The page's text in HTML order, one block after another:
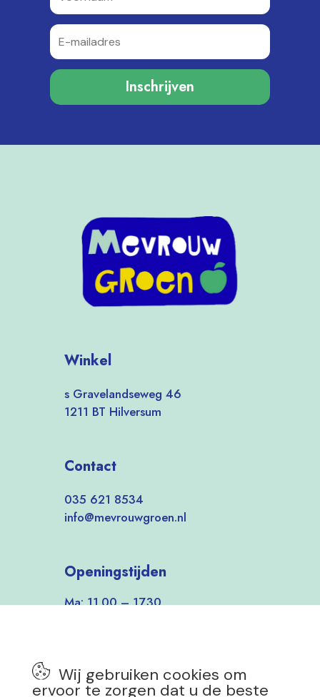
Wij gebruiken cookies om
ervoor te zorgen dat u de beste
Inschrijven
Winkel
s Gravelandseweg 46
1211 BT Hilversum
Contact
035 621 8534
info@mevrouwgroen.nl
Openingstijden
Ma: 11.00 – 17.30
7 dagen per week open!